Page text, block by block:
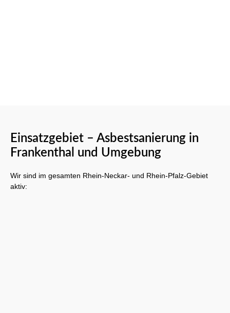
Einsatzgebiet – Asbestsanierung in
Frankenthal und Umgebung
Wir sind im gesamten Rhein-Neckar- und Rhein-Pfalz-Gebiet
aktiv: